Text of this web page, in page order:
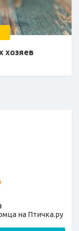
хозяев
на Птичка.ру